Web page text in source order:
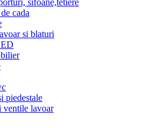
sifoane,tetiere
cada
si blaturi
piedestale
ventile lavoar